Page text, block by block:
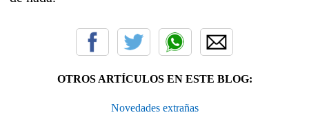
OTROS ARTÍCULOS EN ESTE BLOG:
Novedades extrañas